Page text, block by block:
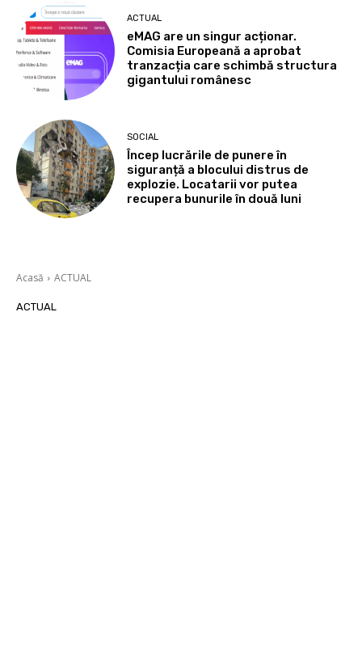
ACTUAL
eMAG are un singur acționar.
Comisia Europeană a aprobat
tranzacția care schimbă structura
gigantului românesc
SOCIAL
Încep lucrările de punere în
siguranță a blocului distrus de
explozie. Locatarii vor putea
recupera bunurile în două luni